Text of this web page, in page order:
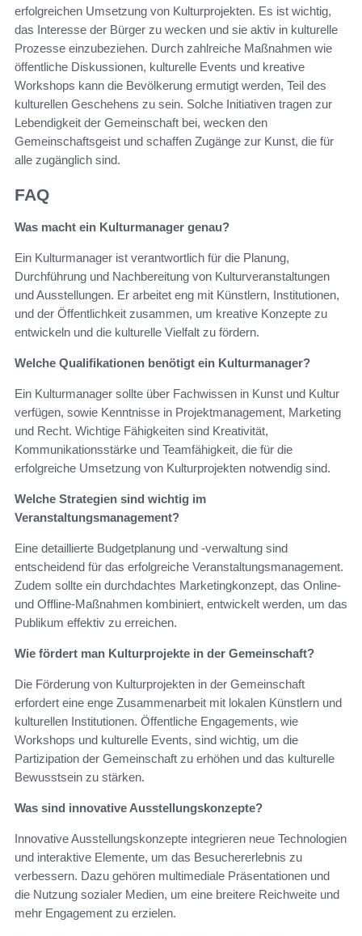
erfolgreichen Umsetzung von Kulturprojekten. Es ist wichtig,
das Interesse der Bürger zu wecken und sie aktiv in kulturelle
Prozesse einzubeziehen. Durch zahlreiche Maßnahmen wie
öffentliche Diskussionen, kulturelle Events und kreative
Workshops kann die Bevölkerung ermutigt werden, Teil des
kulturellen Geschehens zu sein. Solche Initiativen tragen zur
Lebendigkeit der Gemeinschaft bei, wecken den
Gemeinschaftsgeist und schaffen Zugänge zur Kunst, die für
alle zugänglich sind.
FAQ
Was macht ein Kulturmanager genau?
Ein Kulturmanager ist verantwortlich für die Planung,
Durchführung und Nachbereitung von Kulturveranstaltungen
und Ausstellungen. Er arbeitet eng mit Künstlern, Institutionen,
und der Öffentlichkeit zusammen, um kreative Konzepte zu
entwickeln und die kulturelle Vielfalt zu fördern.
Welche Qualifikationen benötigt ein Kulturmanager?
Ein Kulturmanager sollte über Fachwissen in Kunst und Kultur
verfügen, sowie Kenntnisse in Projektmanagement, Marketing
und Recht. Wichtige Fähigkeiten sind Kreativität,
Kommunikationsstärke und Teamfähigkeit, die für die
erfolgreiche Umsetzung von Kulturprojekten notwendig sind.
Welche Strategien sind wichtig im
Veranstaltungsmanagement?
Eine detaillierte Budgetplanung und -verwaltung sind
entscheidend für das erfolgreiche Veranstaltungsmanagement.
Zudem sollte ein durchdachtes Marketingkonzept, das Online-
und Offline-Maßnahmen kombiniert, entwickelt werden, um das
Publikum effektiv zu erreichen.
Wie fördert man Kulturprojekte in der Gemeinschaft?
Die Förderung von Kulturprojekten in der Gemeinschaft
erfordert eine enge Zusammenarbeit mit lokalen Künstlern und
kulturellen Institutionen. Öffentliche Engagements, wie
Workshops und kulturelle Events, sind wichtig, um die
Partizipation der Gemeinschaft zu erhöhen und das kulturelle
Bewusstsein zu stärken.
Was sind innovative Ausstellungskonzepte?
Innovative Ausstellungskonzepte integrieren neue Technologien
und interaktive Elemente, um das Besuchererlebnis zu
verbessern. Dazu gehören multimediale Präsentationen und
die Nutzung sozialer Medien, um eine breitere Reichweite und
mehr Engagement zu erzielen.